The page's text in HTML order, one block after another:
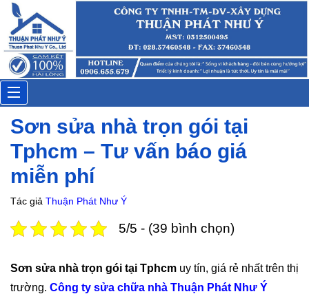
Toggle
navigation
Sơn sửa nhà trọn gói tại
Tphcm – Tư vấn báo giá
miễn phí
Tác giả Thuận Phát Như Ý
5/5 - (39 bình chọn)
Sơn sửa nhà trọn gói tại Tphcm uy tín, giá rẻ nhất trên thị
trường. Công ty sửa chữa nhà Thuận Phát Như Ý